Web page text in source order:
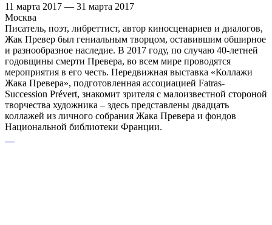
11 марта 2017 — 31 марта 2017
Москва
Писатель, поэт, либреттист, автор киносценариев и диалогов,
Жак Превер был гениальным творцом, оставившим обширное
и разнообразное наследие. В 2017 году, по случаю 40-летней
годовщины смерти Превера, во всем мире проводятся
мероприятия в его честь. Передвижная выставка «Коллажи
Жака Превера», подготовленная ассоциацией Fatras-
Succession Prévert, знакомит зрителя с малоизвестной стороной
творчества художника – здесь представлены двадцать
коллажей из личного собрания Жака Превера и фондов
Национальной библиотеки Франции.